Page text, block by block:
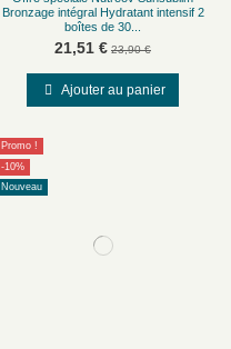
Bronzage intégral Hydratant intensif 2
boîtes de 30...
21,51 € 23,90 €
Ajouter au panier
Promo !
-10%
Nouveau